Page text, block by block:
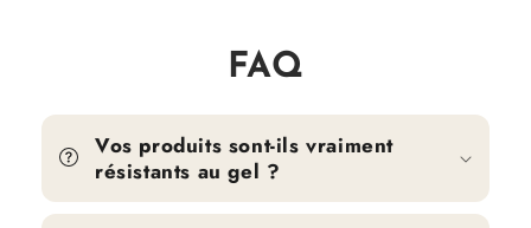
FAQ
Vos produits sont-ils vraiment
résistants au gel ?